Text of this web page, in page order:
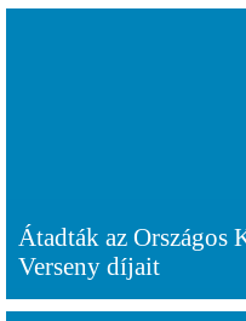
Átadták az Országos
Verseny díjait